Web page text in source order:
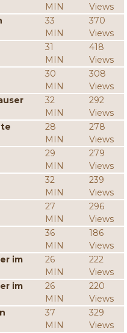
MIN
Views
33
MIN
370
Views
31
MIN
418
Views
30
MIN
308
Views
32
MIN
292
Views
28
MIN
278
Views
29
MIN
279
Views
32
MIN
239
Views
27
MIN
296
Views
36
MIN
186
Views
im
26
MIN
222
Views
im
26
MIN
220
Views
37
MIN
329
Views